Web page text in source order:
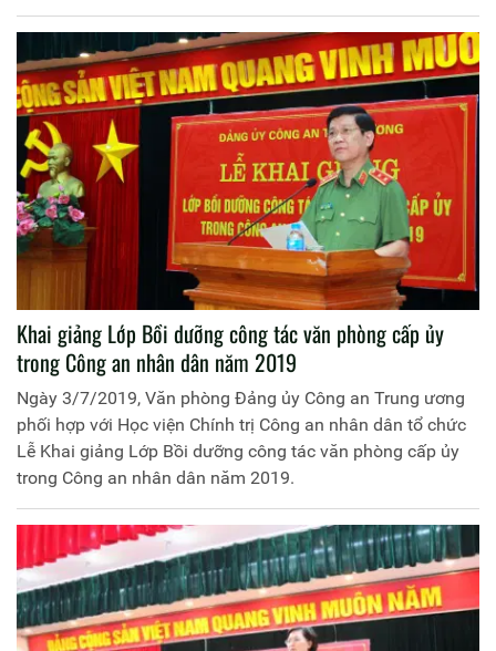
lễ. Tham dự buổi lễ có đại diện lãnh đạo các đơn vị chức
năng trong Học viện cùng 45 đồng chí học viên khóa học.
Khai giảng Lớp Bồi dưỡng công tác văn phòng cấp ủy
trong Công an nhân dân năm 2019
Ngày 3/7/2019, Văn phòng Đảng ủy Công an Trung ương
phối hợp với Học viện Chính trị Công an nhân dân tổ chức
Lễ Khai giảng Lớp Bồi dưỡng công tác văn phòng cấp ủy
trong Công an nhân dân năm 2019.